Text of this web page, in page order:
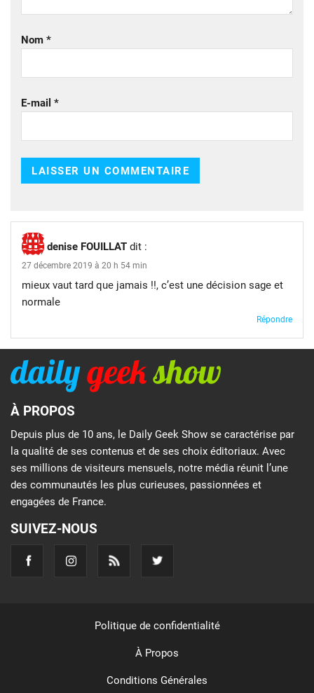
Nom *
E-mail *
denise FOUILLAT dit :
27 décembre 2019 à 20 h 54 min
mieux vaut tard que jamais !!, c’est une décision sage et
normale
Répondre
À PROPOS
Depuis plus de 10 ans, le Daily Geek Show se caractérise par
la qualité de ses contenus et de ses choix éditoriaux. Avec
ses millions de visiteurs mensuels, notre média réunit l’une
des communautés les plus curieuses, passionnées et
engagées de France.
SUIVEZ-NOUS
Politique de confidentialité
À Propos
Conditions Générales